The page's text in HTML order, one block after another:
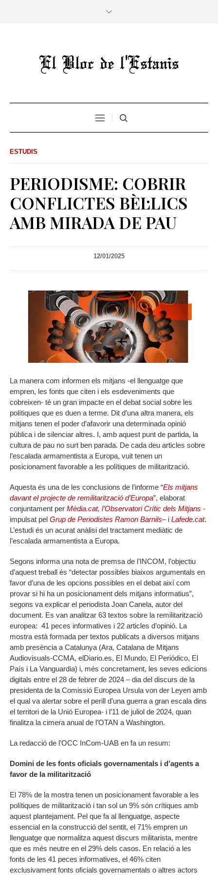
ESTUDIS
PERIODISME: COBRIR
CONFLICTES BÈL·LICS
AMB MIRADA DE PAU
12/01/2025
La manera com informen els mitjans -el llenguatge que
empren, les fonts que citen i els esdeveniments que
cobreixen- té un gran impacte en el debat social sobre les
polítiques que es duen a terme. Dit d’una altra manera, els
mitjans tenen el poder d’afavorir una determinada opinió
pública i de silenciar altres. I, amb aquest punt de partida, la
cultura de pau no surt ben parada. De cada deu articles sobre
l’escalada armamentista a Europa, vuit tenen un
posicionament favorable a les polítiques de militarització.
Aquesta és una de les conclusions de l’informe “Els mitjans
davant el projecte de remilitarització d’Europa”, elaborat
conjuntament per Mèdia.cat, l’Observatori Crític dels Mitjans -
impulsat pel Grup de Periodistes Ramon Barnils– i Lafede.cat.
L’estudi és un acurat anàlisi del tractament mediàtic de
l’escalada armamentista a Europa.
Segons informa una nota de premsa de l’INCOM, l’objectiu
d’aquest treball és “detectar possibles biaixos argumentals en
favor d’una de les opcions possibles en el debat així com
provar si hi ha un posicionament dels mitjans informatius”,
segons va explicar el periodista Joan Canela, autor del
document. Es van analitzar 63 textos sobre la remilitarització
europea: 41 peces informatives i 22 articles d’opinió. La
mostra està formada per textos publicats a diversos mitjans
amb presència a Catalunya (Ara, Catalana de Mitjans
Audiovisuals-CCMA, elDiario.es, El Mundo, El Periódico, El
País i La Vanguardia) i, més concretament, les seves edicions
digitals entre el 28 de febrer de 2024 – dia del discurs de la
presidenta de la Comissió Europea Ursula von der Leyen amb
el qual va alertar sobre el perill d’una guerra a gran escala dins
el territori de la Unió Europea- i l’11 de juliol de 2024, quan
finalitza la cimera anual de l’OTAN a Washington.
La redacció de l’OCC InCom-UAB en fa un resum:
Domini de les fonts oficials governamentals i d’agents a
favor de la militarització
El 78% de la mostra tenen un posicionament favorable a les
polítiques de militarització i tan sol un 9% són crítiques amb
aquest plantejament. Pel que fa al llenguatge, aspecte
essencial en la construcció del sentit, el 71% empren un
llenguatge que normalitza aquest discurs militarista, mentre
que es més neutre en el 29% dels casos. En relació a les
fonts de les 41 peces informatives, el 46% citen
exclusivament fonts oficials governamentals o altres actors